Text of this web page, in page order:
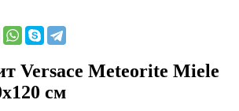
Versace Meteorite Miele
см